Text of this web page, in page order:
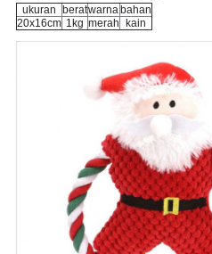
ukuran beratwarna bahan
20x16cm 1kg merah kain